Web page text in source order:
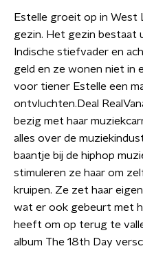
Estelle groeit op in West
gezin. Het gezin bestaat
Indische stiefvader en
geld en ze wonen niet in
voor tiener Estelle een
ontvluchten.Deal
bezig met haar
alles over de
baantje bij de hiphop
stimuleren ze haar om
kruipen. Ze zet haar
wat er ook gebeurt met
heeft om op terug te
album The 18th Day